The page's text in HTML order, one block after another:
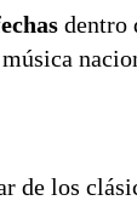
dentro
de los